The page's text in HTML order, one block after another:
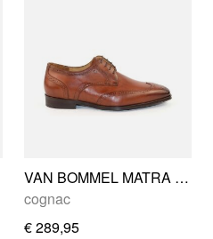
VAN BOMMEL MATRA 06.00
cognac
€ 289,95